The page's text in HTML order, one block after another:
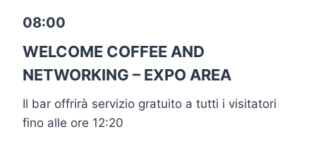
08:00
WELCOME COFFEE AND
NETWORKING – EXPO AREA
Il bar offrirà servizio gratuito a tutti i visitatori
fino alle ore 12:20